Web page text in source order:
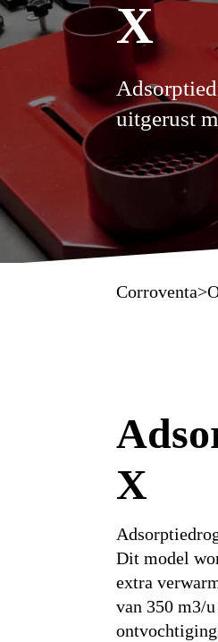
X
uitgerust
Corroventa>
X
Dit model
extra
van 350 m3/